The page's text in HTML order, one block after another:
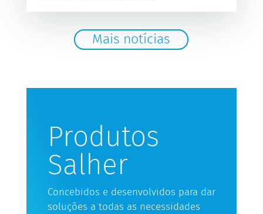
Mais notícias
Produtos
Salher
Concebidos e desenvolvidos para dar
soluções a todas as necessidades